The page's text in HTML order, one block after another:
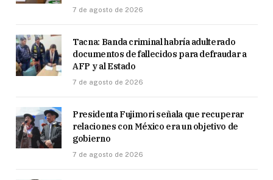
7 de agosto de 2026
Tacna: Banda criminal habría adulterado
documentos de fallecidos para defraudar a
AFP y al Estado
7 de agosto de 2026
Presidenta Fujimori señala que recuperar
relaciones con México era un objetivo de
gobierno
7 de agosto de 2026